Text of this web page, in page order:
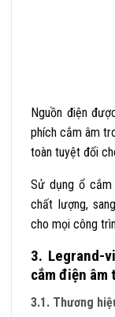
Nguồn điện
phích cắm âm
toàn tuyệt đối
Sử dụng ổ cắm
chất lượng,
cho mọi công
3. Legrand-
cắm điện
3.1. Thương